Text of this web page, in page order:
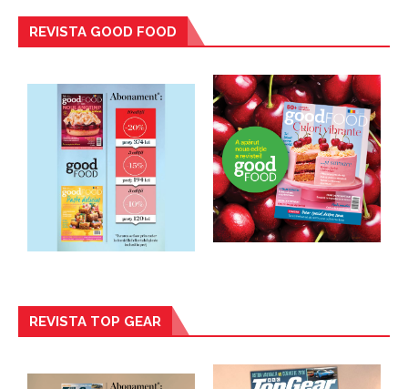
REVISTA GOOD FOOD
REVISTA TOP GEAR